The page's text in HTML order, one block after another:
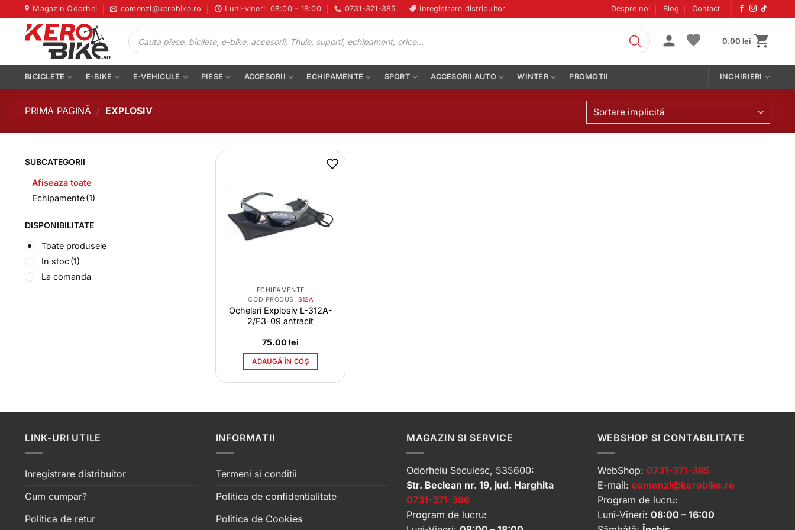
to
content
Magazin Odorhei comenzi@kerobike.ro Luni-vineri: 08:00 - 18:00 0731-371-385 Inregistrare distribuitor Despre noi Blog Contact
Products
search
0.00 lei
BICICLETE E-BIKE E-VEHICULE PIESE ACCESORII ECHIPAMENTE SPORT ACCESORII AUTO WINTER PROMOTII INCHIRIERI
PRIMA PAGINĂ / EXPLOSIV Sortare implicită
SUBCATEGORII
Afiseaza toate
Echipamente(1)
DISPONIBILITATE
Toate produsele
In stoc(1)
La comanda
ECHIPAMENTE
COD PRODUS: 312A
Ochelari Explosiv L-312A-
2/F3-09 antracit
75.00lei
ADAUGĂ ÎN COȘ
LINK-URI UTILE
Inregistrare distribuitor
Cum cumpar?
Politica de retur
INFORMATII
Termeni si conditii
Politica de confidentialitate
Politica de Cookies
MAGAZIN SI SERVICE
Odorheiu Secuiesc, 535600:
Str. Beclean nr. 19, jud. Harghita
0731-371-386
Program de lucru:
WEBSHOP SI CONTABILITATE
WebShop: 0731-371-385
E-mail: comenzi@kerobike.ro
Program de lucru:
Luni-Vineri: 08:00 – 16:00